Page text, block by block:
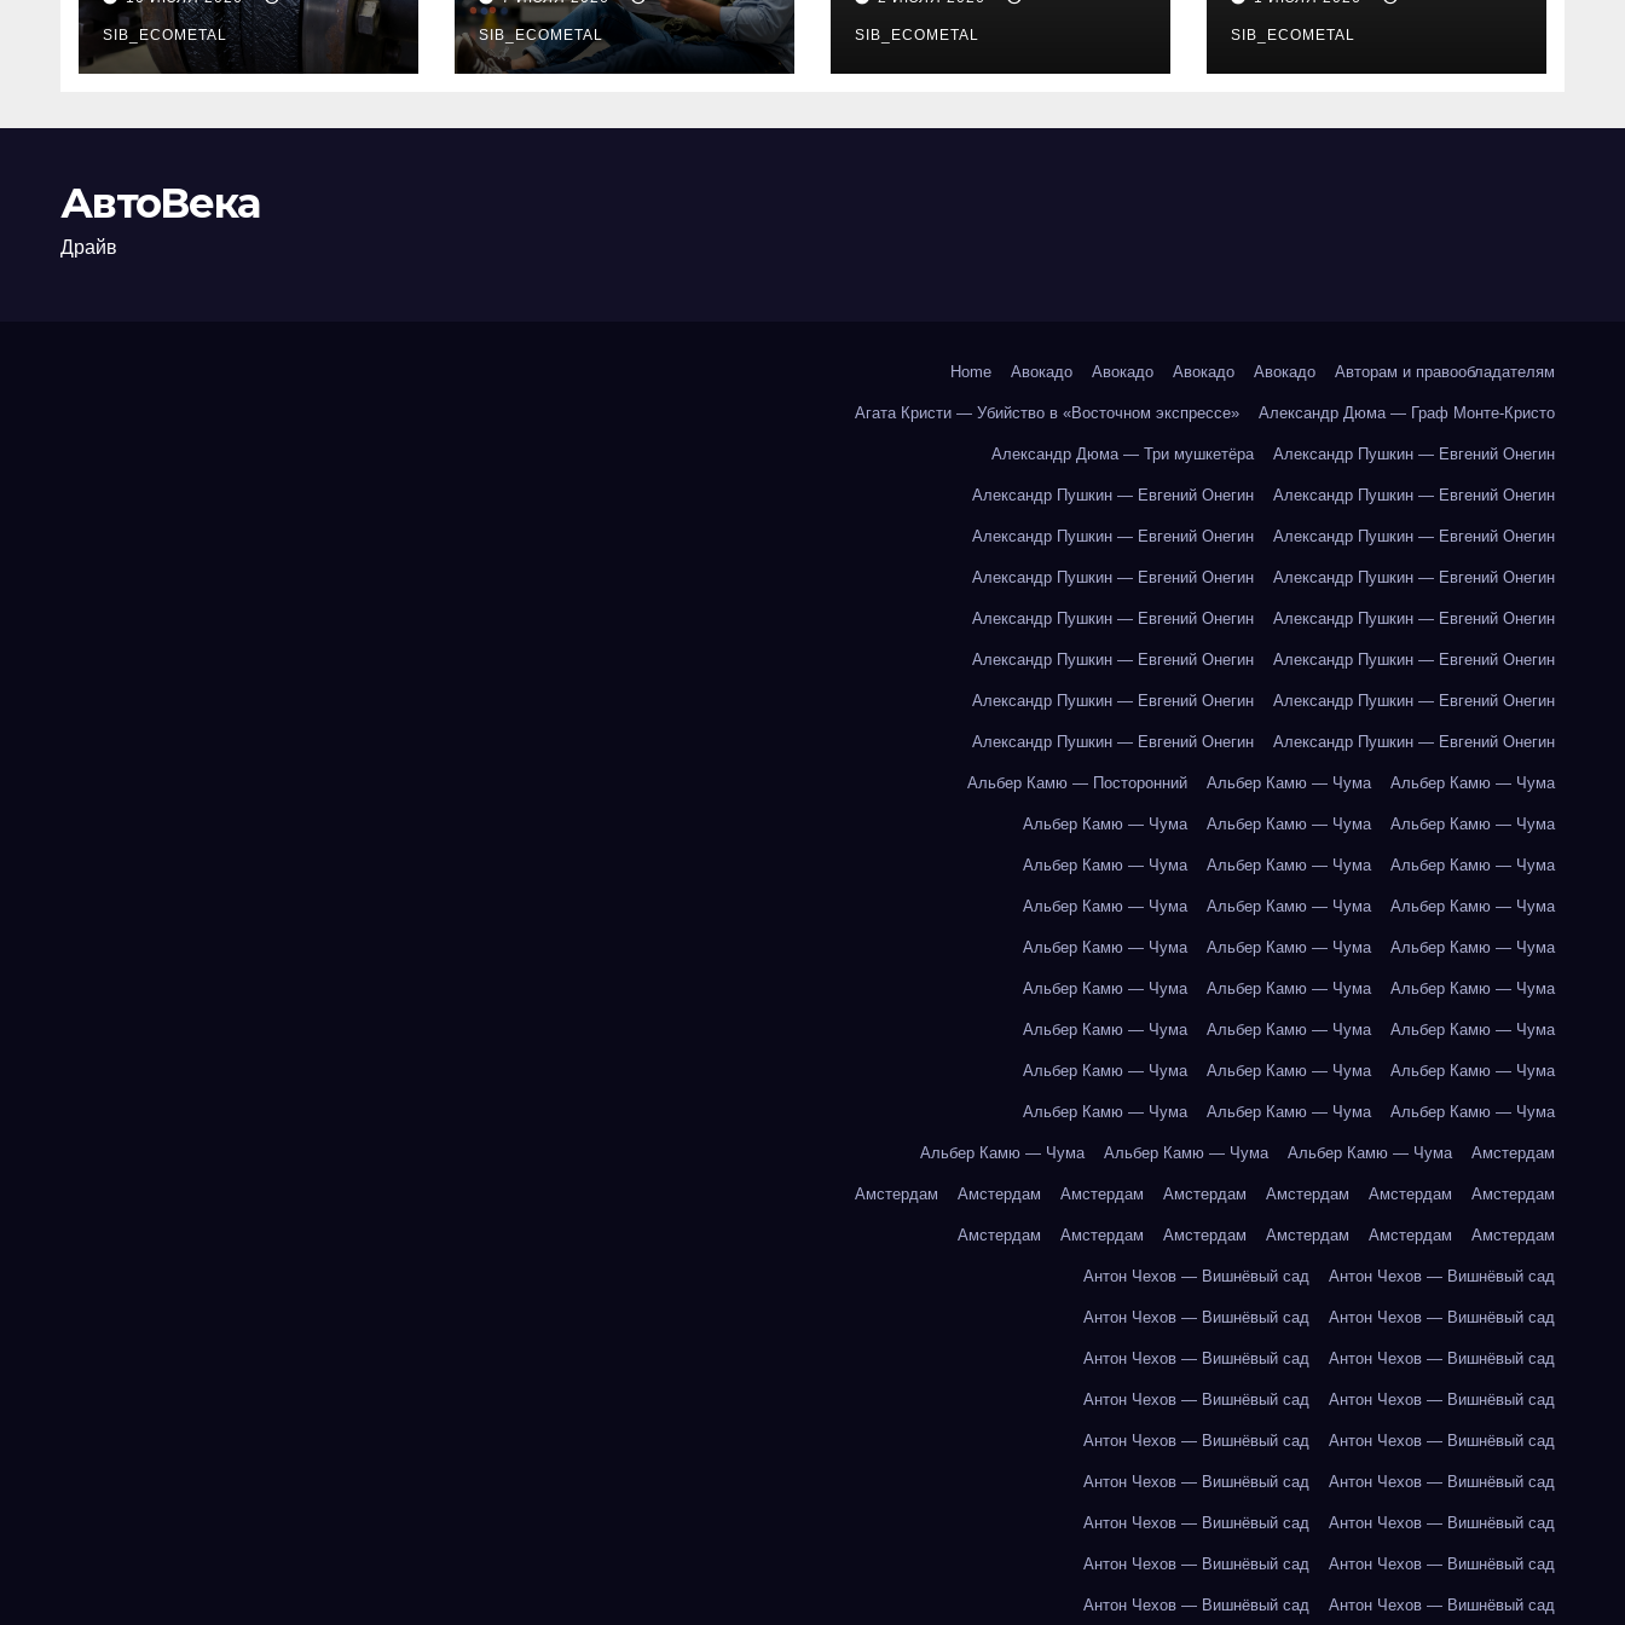
огнезащиты
фланцевых
соединений
SIB_ECOMETAL
требования и
потенциальные
риски
SIB_ECOMETAL
онлайн-курсы
SIB_ECOMETAL SIB_ECOMETAL
АвтоВека
Драйв
Home Авокадо Авокадо Авокадо Авокадо Авторам и правообладателям
Агата Кристи — Убийство в «Восточном экспрессе» Александр Дюма — Граф Монте-Кристо
Александр Дюма — Три мушкетёра Александр Пушкин — Евгений Онегин
Александр Пушкин — Евгений Онегин Александр Пушкин — Евгений Онегин
Александр Пушкин — Евгений Онегин Александр Пушкин — Евгений Онегин
Александр Пушкин — Евгений Онегин Александр Пушкин — Евгений Онегин
Александр Пушкин — Евгений Онегин Александр Пушкин — Евгений Онегин
Александр Пушкин — Евгений Онегин Александр Пушкин — Евгений Онегин
Александр Пушкин — Евгений Онегин Александр Пушкин — Евгений Онегин
Александр Пушкин — Евгений Онегин Александр Пушкин — Евгений Онегин
Альбер Камю — Посторонний Альбер Камю — Чума Альбер Камю — Чума
Альбер Камю — Чума Альбер Камю — Чума Альбер Камю — Чума
Альбер Камю — Чума Альбер Камю — Чума Альбер Камю — Чума
Альбер Камю — Чума Альбер Камю — Чума Альбер Камю — Чума
Альбер Камю — Чума Альбер Камю — Чума Альбер Камю — Чума
Альбер Камю — Чума Альбер Камю — Чума Альбер Камю — Чума
Альбер Камю — Чума Альбер Камю — Чума Альбер Камю — Чума
Альбер Камю — Чума Альбер Камю — Чума Альбер Камю — Чума
Альбер Камю — Чума Альбер Камю — Чума Альбер Камю — Чума
Альбер Камю — Чума Альбер Камю — Чума Альбер Камю — Чума Амстердам
Амстердам Амстердам Амстердам Амстердам Амстердам Амстердам Амстердам
Амстердам Амстердам Амстердам Амстердам Амстердам Амстердам
Антон Чехов — Вишнёвый сад Антон Чехов — Вишнёвый сад
Антон Чехов — Вишнёвый сад Антон Чехов — Вишнёвый сад
Антон Чехов — Вишнёвый сад Антон Чехов — Вишнёвый сад
Антон Чехов — Вишнёвый сад Антон Чехов — Вишнёвый сад
Антон Чехов — Вишнёвый сад Антон Чехов — Вишнёвый сад
Антон Чехов — Вишнёвый сад Антон Чехов — Вишнёвый сад
Антон Чехов — Вишнёвый сад Антон Чехов — Вишнёвый сад
Антон Чехов — Вишнёвый сад Антон Чехов — Вишнёвый сад
Антон Чехов — Вишнёвый сад Антон Чехов — Вишнёвый сад